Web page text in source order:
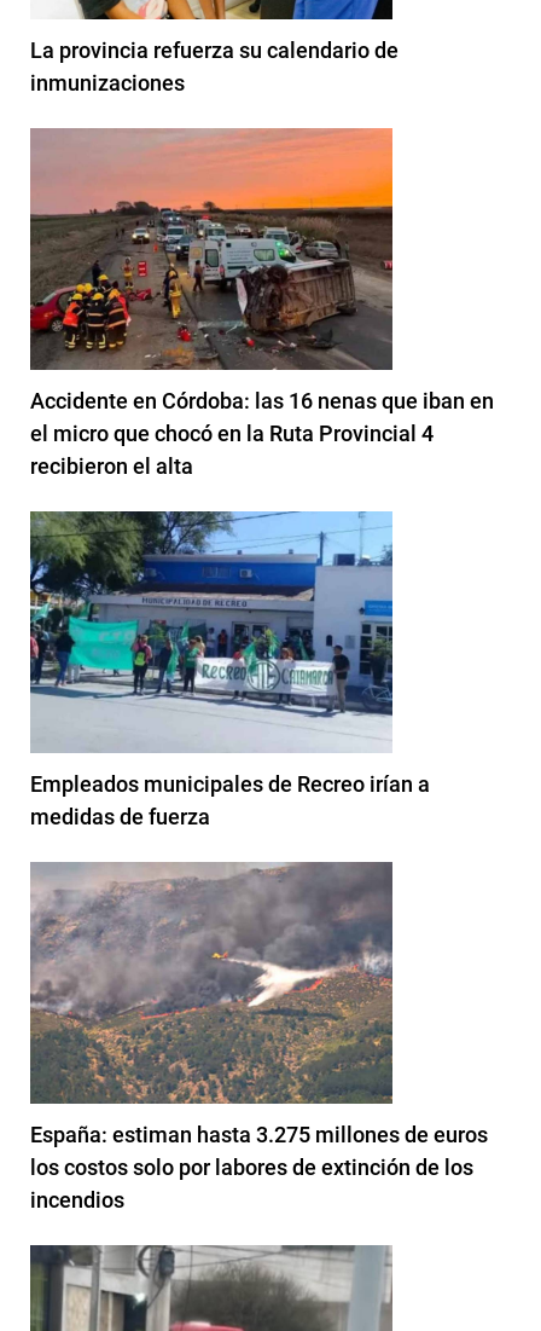
La provincia refuerza su calendario de
inmunizaciones
Accidente en Córdoba: las 16 nenas que iban en
el micro que chocó en la Ruta Provincial 4
recibieron el alta
Empleados municipales de Recreo irían a
medidas de fuerza
España: estiman hasta 3.275 millones de euros
los costos solo por labores de extinción de los
incendios